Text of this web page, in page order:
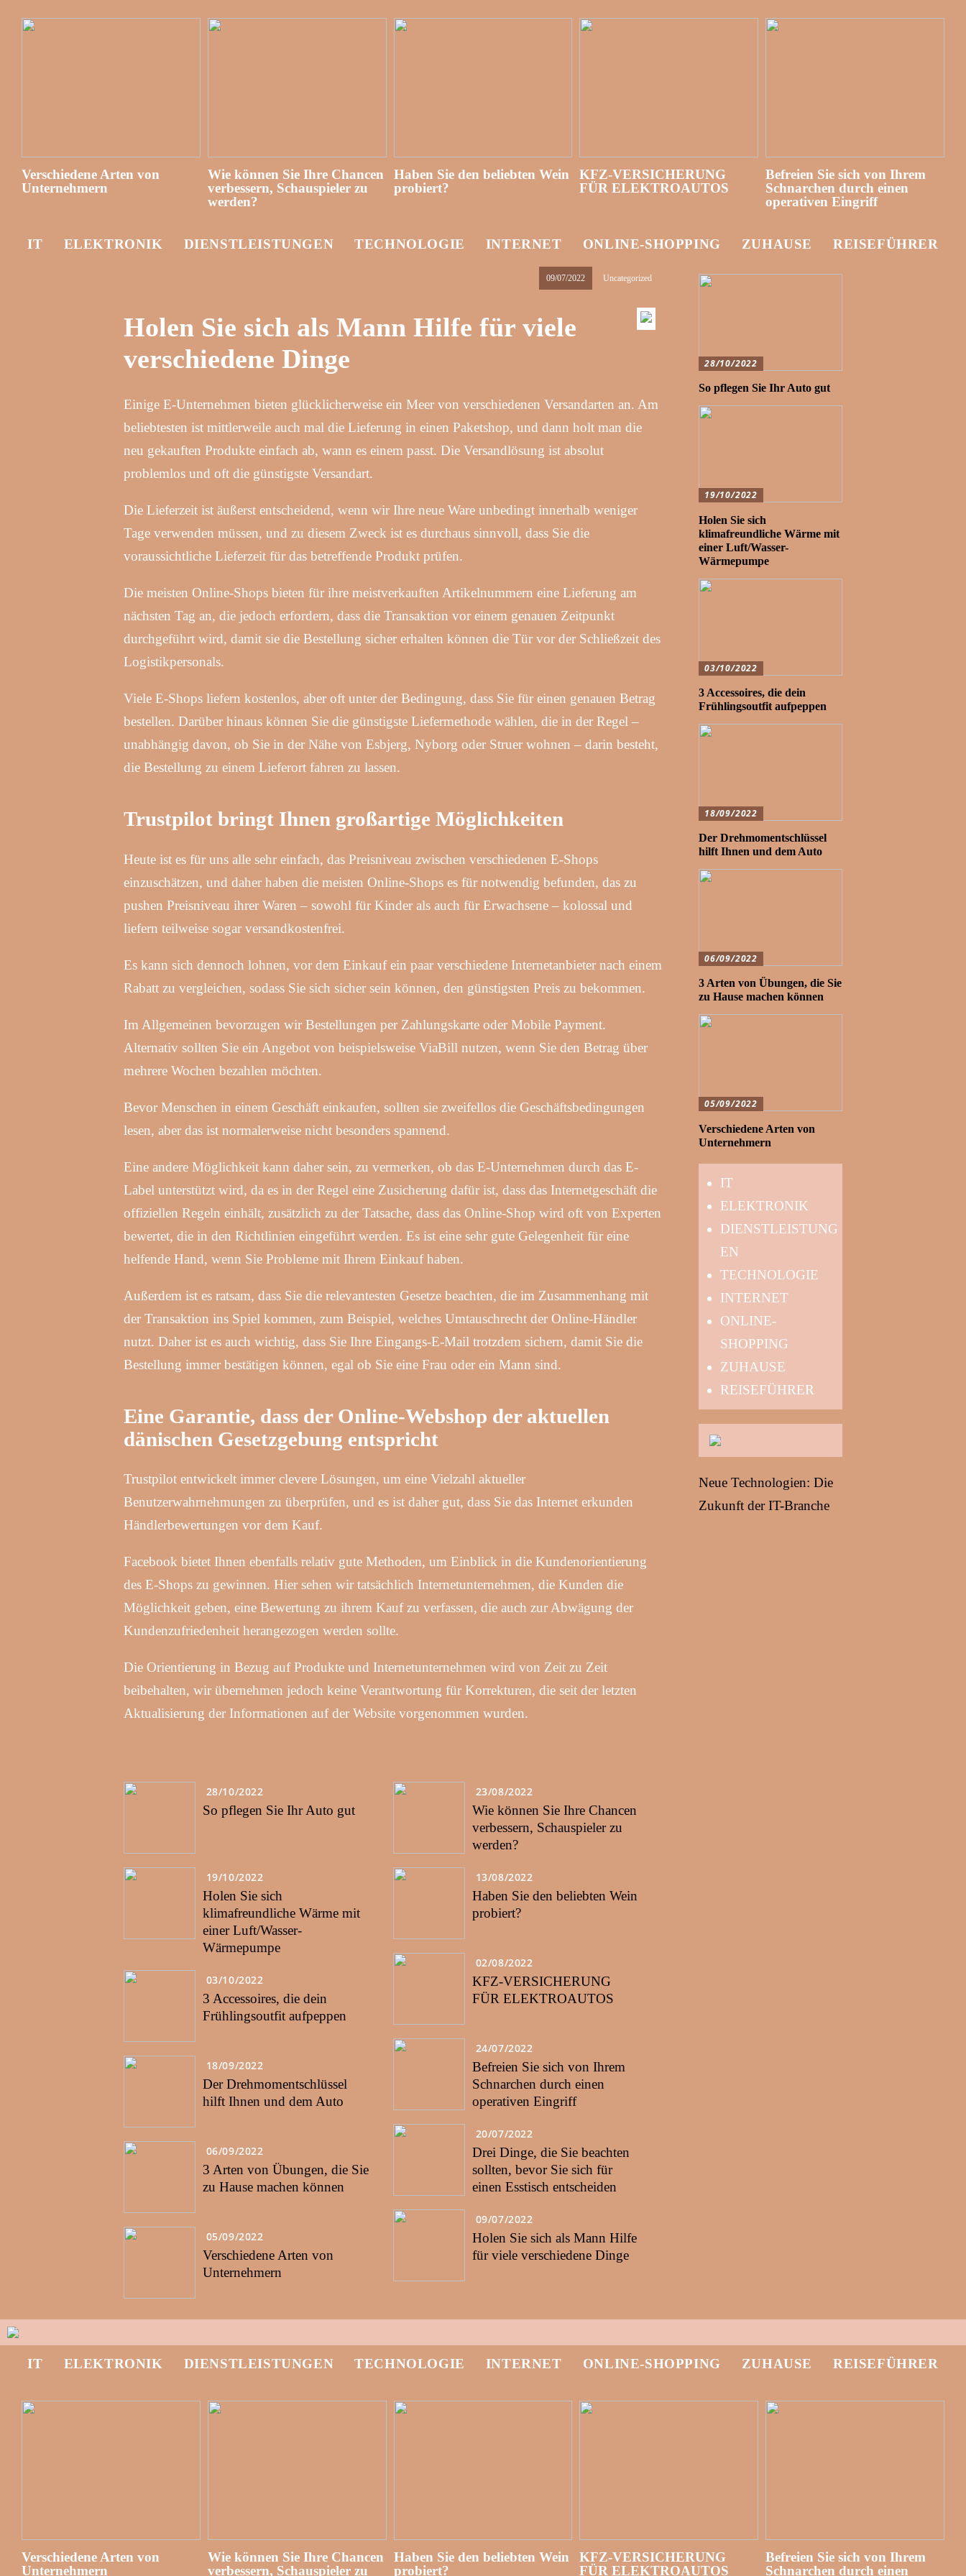
Verschiedene Arten von
Unternehmern
Wie können Sie Ihre Chancen
verbessern, Schauspieler zu
werden?
Haben Sie den beliebten Wein
probiert?
KFZ-VERSICHERUNG
FÜR ELEKTROAUTOS
Befreien Sie sich von Ihrem
Schnarchen durch einen
operativen Eingriff
IT ELEKTRONIK DIENSTLEISTUNGEN TECHNOLOGIE INTERNET ONLINE-SHOPPING ZUHAUSE REISEFÜHRER
09/07/2022 Uncategorized
Holen Sie sich als Mann Hilfe für viele
verschiedene Dinge
Einige E-Unternehmen bieten glücklicherweise ein Meer von verschiedenen Versandarten an. Am
beliebtesten ist mittlerweile auch mal die Lieferung in einen Paketshop, und dann holt man die
neu gekauften Produkte einfach ab, wann es einem passt. Die Versandlösung ist absolut
problemlos und oft die günstigste Versandart.
Die Lieferzeit ist äußerst entscheidend, wenn wir Ihre neue Ware unbedingt innerhalb weniger
Tage verwenden müssen, und zu diesem Zweck ist es durchaus sinnvoll, dass Sie die
voraussichtliche Lieferzeit für das betreffende Produkt prüfen.
Die meisten Online-Shops bieten für ihre meistverkauften Artikelnummern eine Lieferung am
nächsten Tag an, die jedoch erfordern, dass die Transaktion vor einem genauen Zeitpunkt
durchgeführt wird, damit sie die Bestellung sicher erhalten können die Tür vor der Schließzeit des
Logistikpersonals.
Viele E-Shops liefern kostenlos, aber oft unter der Bedingung, dass Sie für einen genauen Betrag
bestellen. Darüber hinaus können Sie die günstigste Liefermethode wählen, die in der Regel –
unabhängig davon, ob Sie in der Nähe von Esbjerg, Nyborg oder Struer wohnen – darin besteht,
die Bestellung zu einem Lieferort fahren zu lassen.
Trustpilot bringt Ihnen großartige Möglichkeiten
Heute ist es für uns alle sehr einfach, das Preisniveau zwischen verschiedenen E-Shops
einzuschätzen, und daher haben die meisten Online-Shops es für notwendig befunden, das zu
pushen Preisniveau ihrer Waren – sowohl für Kinder als auch für Erwachsene – kolossal und
liefern teilweise sogar versandkostenfrei.
Es kann sich dennoch lohnen, vor dem Einkauf ein paar verschiedene Internetanbieter nach einem
Rabatt zu vergleichen, sodass Sie sich sicher sein können, den günstigsten Preis zu bekommen.
Im Allgemeinen bevorzugen wir Bestellungen per Zahlungskarte oder Mobile Payment.
Alternativ sollten Sie ein Angebot von beispielsweise ViaBill nutzen, wenn Sie den Betrag über
mehrere Wochen bezahlen möchten.
Bevor Menschen in einem Geschäft einkaufen, sollten sie zweifellos die Geschäftsbedingungen
lesen, aber das ist normalerweise nicht besonders spannend.
Eine andere Möglichkeit kann daher sein, zu vermerken, ob das E-Unternehmen durch das E-
Label unterstützt wird, da es in der Regel eine Zusicherung dafür ist, dass das Internetgeschäft die
offiziellen Regeln einhält, zusätzlich zu der Tatsache, dass das Online-Shop wird oft von Experten
bewertet, die in den Richtlinien eingeführt werden. Es ist eine sehr gute Gelegenheit für eine
helfende Hand, wenn Sie Probleme mit Ihrem Einkauf haben.
Außerdem ist es ratsam, dass Sie die relevantesten Gesetze beachten, die im Zusammenhang mit
der Transaktion ins Spiel kommen, zum Beispiel, welches Umtauschrecht der Online-Händler
nutzt. Daher ist es auch wichtig, dass Sie Ihre Eingangs-E-Mail trotzdem sichern, damit Sie die
Bestellung immer bestätigen können, egal ob Sie eine Frau oder ein Mann sind.
Eine Garantie, dass der Online-Webshop der aktuellen
dänischen Gesetzgebung entspricht
Trustpilot entwickelt immer clevere Lösungen, um eine Vielzahl aktueller
Benutzerwahrnehmungen zu überprüfen, und es ist daher gut, dass Sie das Internet erkunden
Händlerbewertungen vor dem Kauf.
Facebook bietet Ihnen ebenfalls relativ gute Methoden, um Einblick in die Kundenorientierung
des E-Shops zu gewinnen. Hier sehen wir tatsächlich Internetunternehmen, die Kunden die
Möglichkeit geben, eine Bewertung zu ihrem Kauf zu verfassen, die auch zur Abwägung der
Kundenzufriedenheit herangezogen werden sollte.
Die Orientierung in Bezug auf Produkte und Internetunternehmen wird von Zeit zu Zeit
beibehalten, wir übernehmen jedoch keine Verantwortung für Korrekturen, die seit der letzten
Aktualisierung der Informationen auf der Website vorgenommen wurden.
28/10/2022
So pflegen Sie Ihr Auto gut
19/10/2022
Holen Sie sich
klimafreundliche Wärme mit
einer Luft/Wasser-
Wärmepumpe
03/10/2022
3 Accessoires, die dein
Frühlingsoutfit aufpeppen
18/09/2022
Der Drehmomentschlüssel
hilft Ihnen und dem Auto
06/09/2022
3 Arten von Übungen, die Sie
zu Hause machen können
05/09/2022
Verschiedene Arten von
Unternehmern
23/08/2022
Wie können Sie Ihre Chancen
verbessern, Schauspieler zu
werden?
13/08/2022
Haben Sie den beliebten Wein
probiert?
02/08/2022
KFZ-VERSICHERUNG
FÜR ELEKTROAUTOS
24/07/2022
Befreien Sie sich von Ihrem
Schnarchen durch einen
operativen Eingriff
20/07/2022
Drei Dinge, die Sie beachten
sollten, bevor Sie sich für
einen Esstisch entscheiden
09/07/2022
Holen Sie sich als Mann Hilfe
für viele verschiedene Dinge
28/10/2022
So pflegen Sie Ihr Auto gut
19/10/2022
Holen Sie sich
klimafreundliche Wärme mit
einer Luft/Wasser-
Wärmepumpe
03/10/2022
3 Accessoires, die dein
Frühlingsoutfit aufpeppen
18/09/2022
Der Drehmomentschlüssel
hilft Ihnen und dem Auto
06/09/2022
3 Arten von Übungen, die Sie
zu Hause machen können
05/09/2022
Verschiedene Arten von
Unternehmern
IT
ELEKTRONIK
DIENSTLEISTUNG
EN
TECHNOLOGIE
INTERNET
ONLINE-
SHOPPING
ZUHAUSE
REISEFÜHRER
Neue Technologien: Die
Zukunft der IT-Branche
IT ELEKTRONIK DIENSTLEISTUNGEN TECHNOLOGIE INTERNET ONLINE-SHOPPING ZUHAUSE REISEFÜHRER
Verschiedene Arten von
Unternehmern
Wie können Sie Ihre Chancen
verbessern, Schauspieler zu
Haben Sie den beliebten Wein
probiert?
KFZ-VERSICHERUNG
FÜR ELEKTROAUTOS
Befreien Sie sich von Ihrem
Schnarchen durch einen